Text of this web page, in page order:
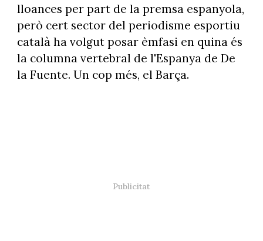
lloances per part de la premsa espanyola,
però cert sector del periodisme esportiu
català ha volgut posar èmfasi en quina és
la columna vertebral de l'Espanya de De
la Fuente. Un cop més, el Barça.